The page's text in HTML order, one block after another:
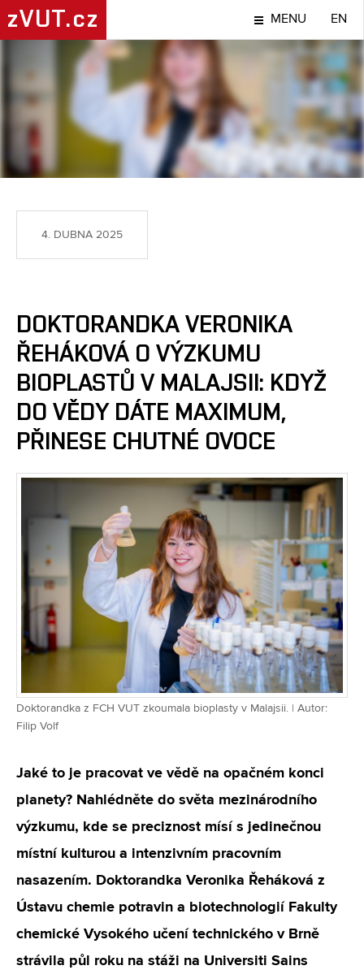
zVUT.cz MENU EN
TÉMA
4. DUBNA 2025
DOKTORANDKA VERONIKA
ŘEHÁKOVÁ O VÝZKUMU
BIOPLASTŮ V MALAJSII: KDYŽ
DO VĚDY DÁTE MAXIMUM,
PŘINESE CHUTNÉ OVOCE
Doktorandka z FCH VUT zkoumala bioplasty v Malajsii. | Autor:
Filip Volf
Jaké to je pracovat ve vědě na opačném konci
planety? Nahlédněte do světa mezinárodního
výzkumu, kde se preciznost mísí s jedinečnou
místní kulturou a intenzivním pracovním
nasazením. Doktorandka Veronika Řeháková z
Ústavu chemie potravin a biotechnologií Fakulty
chemické Vysokého učení technického v Brně
strávila půl roku na stáži na Universiti Sains